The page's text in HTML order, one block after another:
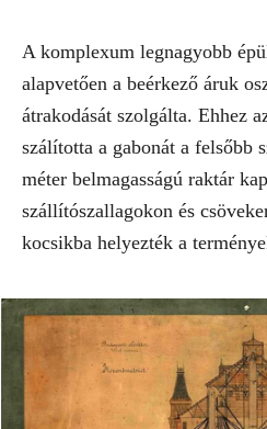
A komplexum legnagyobb
alapvetően a beérkező áruk
átrakodását szolgálta. Ehhez
szálította a gabonát a felsőbb
méter belmagasságú raktár
szállítószallagokon és
kocsikba helyezték a